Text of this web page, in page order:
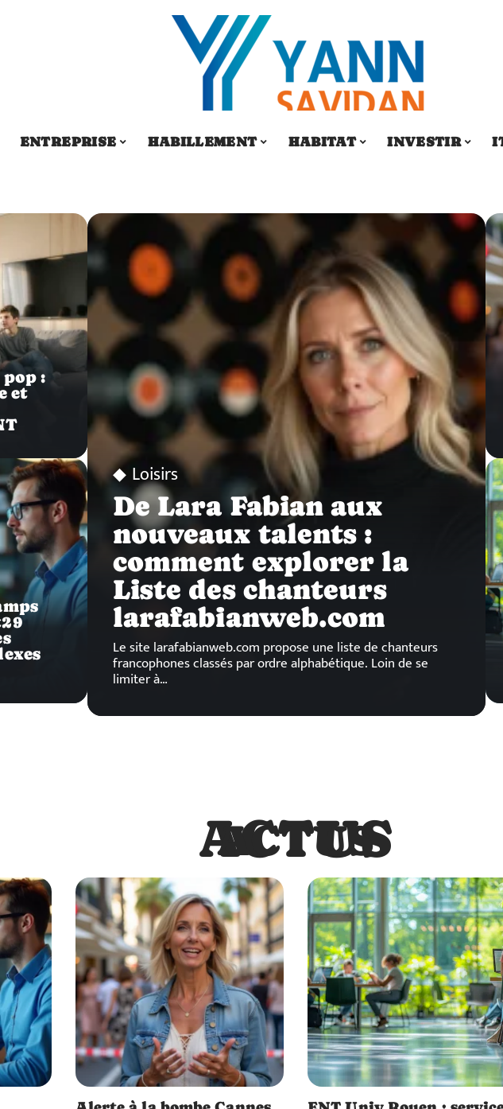
ENTREPRISE HABILLEMENT HABITAT INVESTIR
pop :
et
Loisirs
De Lara Fabian aux
nouveaux talents :
comment explorer la
Liste des chanteurs
larafabianweb.com
Le site larafabianweb.com propose une liste de chanteurs
francophones classés par ordre alphabétique. Loin de se
limiter à…
ACTUS
ACTUS